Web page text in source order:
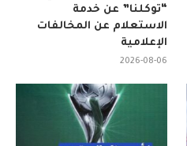
“توكلنا” عن خدمة
الاستعلام عن المخالفات
الإعلامية
2026-08-06